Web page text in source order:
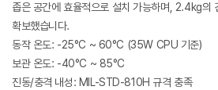
좁은 공간에 효율적으로 설치 가능하며, 2.4kg의
확보했습니다.
동작 온도: -25°C ~ 60°C (35W CPU 기준)
보관 온도: -40°C ~ 85°C
진동/충격 내성: MIL-STD-810H 규격 충족